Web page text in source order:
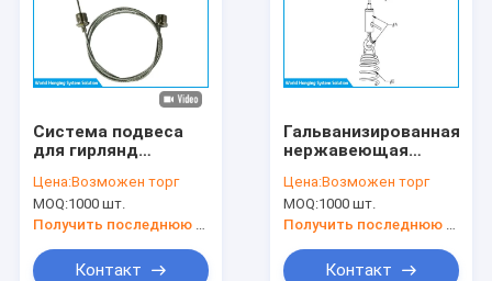
Система подвеса
для гирлянд
стального троса
Цена:Возможен торг
MOQ:1000 шт.
Получить последнюю цену
Контакт
Гальванизированная
нержавеющая
лампа шнурки
комплект, скальная
шерсть подвесная
Цена:Возможен торг
MOQ:1000 шт.
Получить последнюю цену
Контакт